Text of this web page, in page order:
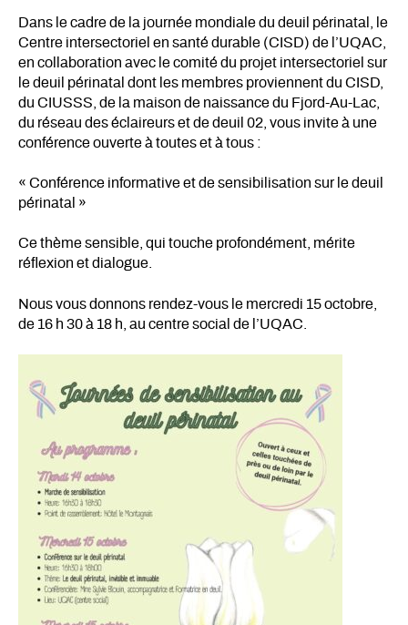
Dans le cadre de la journée mondiale du deuil périnatal, le
Centre intersectoriel en santé durable (CISD) de l’UQAC,
en collaboration avec le comité du projet intersectoriel sur
le deuil périnatal dont les membres proviennent du CISD,
du CIUSSS, de la maison de naissance du Fjord-Au-Lac,
du réseau des éclaireurs et de deuil 02, vous invite à une
conférence ouverte à toutes et à tous :
« Conférence informative et de sensibilisation sur le deuil
périnatal »
Ce thème sensible, qui touche profondément, mérite
réflexion et dialogue.
Nous vous donnons rendez-vous le mercredi 15 octobre,
de 16 h 30 à 18 h, au centre social de l’UQAC.